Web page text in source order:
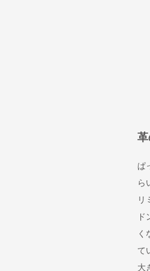
ぱ
ら
リ
く
て
大